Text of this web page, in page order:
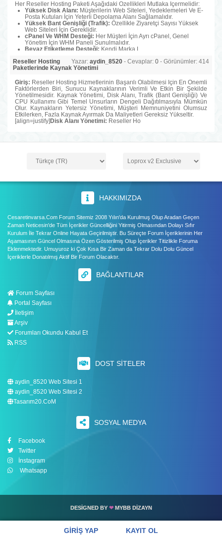
GIRIŞ YAP KAYIT OL
Her Reseller Hosting Paketi Aşağıdaki Özellikleri Mutlaka İçermelidir:
Yüksek Disk Alanı: Müşterilerin Web Siteleri, Yedeklemeleri Ve E-
Posta Kutuları İçin Yeterli Depolama Alanı Sağlamalıdır.
Yüksek Bant Genişliği (Trafik): Özellikle Ziyaretçi Sayısı Yüksek
Web Siteleri İçin Gereklidir.
cPanel Ve WHM Desteği: Her Müşteri İçin Ayrı cPanel, Genel
Yönetim İçin WHM Paneli Sunulmalıdır.
Beyaz Etiketleme Desteği: Kendi Marka L
Yazar: aydin_8520 - Cevaplar: 0 - Görünümler: 414
Reseller Hosting
Paketlerinde Kaynak Yönetimi
Giriş: Reseller Hosting Hizmetlerinin Başarılı Olabilmesi İçin En Önemli
Faktörlerden Biri, Sunucu Kaynaklarının Verimli Ve Etkin Bir Şekilde
Yönetilmesidir. Kaynak Yönetimi, Disk Alanı, Trafik (Bant Genişliği) Ve
CPU Kullanımı Gibi Temel Unsurların Dengeli Dağıtılmasıyla Mümkün
Olur. Kaynakların Yetersiz Yönetimi, Müşteri Memnuniyetini Olumsuz
Etkilerken, Fazla Kaynak Ayırmak Da Maliyetleri Gereksiz Yükseltir.
[align=justify] Disk Alanı Yönetimi: Reseller Ho
HAKKIMIZDA
Cesaretinvarsa.Com Forum Sitemiz 2008 Yılın'da Kurulmuş Olup Aradan Geçen
Zaman Neticesin'de Tüm İçerikler Güncelliğini Yitirmiş Olmasından Dolayı Sıfır
Kurulum İle Tekrar Online Hayata Geçirilmiştir. Bu Süreçte Forum İçeriklerinin Her
Aşamasının Güncel Olmasına Özen Gösterilmiş Olup İçerikler Titizlikle Foruma
Eklenmektedir. Umuyuroz ki Çok Kısa Bir Zaman da Tekrar Dolu Dolu Güncel
İçeriklerle Donatılmış Aktif Bir Forum Olacaktır.
BAĞLANTILAR
Forum Sayfası
Portal Sayfası
İletişim
Arşiv
Forumları Okundu Kabul Et
RSS
DOST SITELER
aydin_8520 Web Sitesi 1
aydin_8520 Web Sitesi 2
Tasarım20.CoM
SOSYAL MEDYA
Facebook
Twitter
İnstagram
Whatsapp
DESIGNED BY ❤MYBB DIZAYN
DESIGNED BY ❤MYBB DIZAYN
DESIGNED BY ❤MYBB DIZAYN